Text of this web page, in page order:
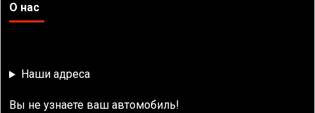
О нас
Наши адреса
Вы не узнаете ваш автомобиль!